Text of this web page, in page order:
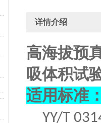
详情介绍
高海拔预
吸体积试
适用标准
YY/T